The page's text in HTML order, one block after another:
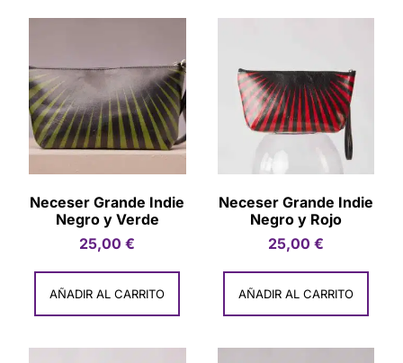
Neceser Grande Indie
Negro y Verde
25,00€
AÑADIR AL CARRITO
Neceser Grande Indie
Negro y Rojo
25,00 €
AÑADIR AL CARRITO